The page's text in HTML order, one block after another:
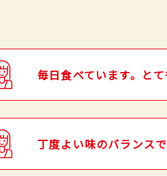
毎日食べています。と
丁度よい味のバランス